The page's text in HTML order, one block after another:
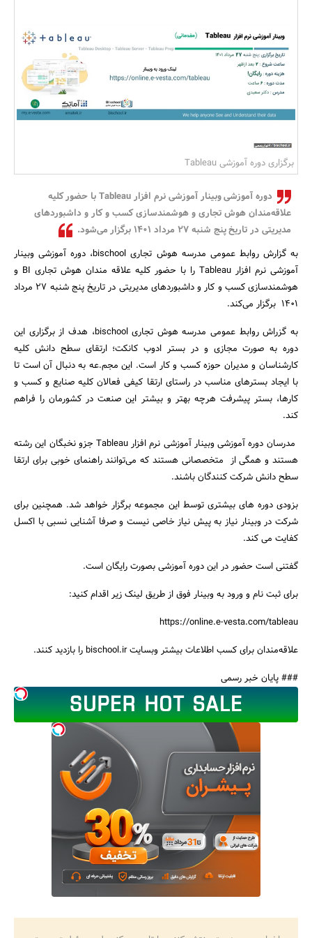
مسکن و ساختمان
جستجو
برگزاری دوره آموزشی Tableau
دوره آموزشی وبینار آموزشی نرم افزار Tableau با حضور کلیه
علاقه‌مندان هوش تجاری و هوشمندسازی کسب و کار و داشبوردهای
مدیریتی در تاریخ پنج شنبه ۲۷ مرداد ۱۴۰۱ برگزار می‌شود.
به گزارش روابط عمومی مدرسه هوش تجاری bischool، دوره آموزشی وبینار
آموزشی نرم افزار Tableau را با حضور کلیه علاقه مندان هوش تجاری BI و
هوشمندسازی کسب و کار و داشبوردهای مدیریتی در تاریخ پنج شنبه ۲۷ مرداد
۱۴۰۱ برگزار می‌کند.
به گزراش روابط عمومی مدرسه هوش تجاری bischool، هدف از برگزاری این
دوره به صورت مجازی و در بستر ادوب کانکت؛ ارتقای سطح دانش کلیه
کارشناسان و مدیران حوزه کسب و کار است. این مجم.عه به دنبال آن است تا
با ایجاد بسترهای مناسب در راستای ارتقا کیفی فعالان کلیه صنایع و کسب و
کارها، بستر پیشرفت هرچه بهتر و بیشتر این صنعت در کشورمان را فراهم
کند.
مدرسان دوره آموزشی وبینار آموزشی نرم افزار Tableau جزو نخبگان این رشته
هستند و همگی از متخصصانی هستند که می‌توانند راهنمای خوبی برای ارتقا
سطح دانش شرکت کنندگان باشند.
بزودی دوره های بیشتری توسط این مجموعه برگزار خواهد شد. همچنین برای
شرکت در وبینار نیاز به پیش نیاز خاصی نیست و صرفا آشنایی نسبی با اکسل
کفایت می کند.
گفتنی است حضور در این دوره آموزشی بصورت رایگان است.
برای ثبت نام و ورود به وبینار فوق از طریق لینک زیر اقدام کنید:
https://online.e-vesta.com/tableau
علاقه‌مندان برای کسب اطلاعات بیشتر وبسایت bischool.ir را بازدید کنند.
### پایان خبر رسمی